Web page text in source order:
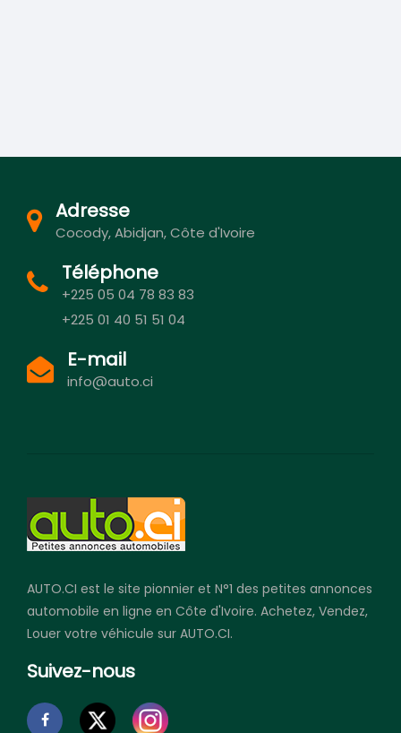
Adresse
Cocody, Abidjan, Côte d'Ivoire
Téléphone
+225 05 04 78 83 83
+225 01 40 51 51 04
E-mail
info@auto.ci
AUTO.CI est le site pionnier et N°1 des petites annonces
automobile en ligne en Côte d'Ivoire. Achetez, Vendez,
Louer votre véhicule sur AUTO.CI.
Suivez-nous